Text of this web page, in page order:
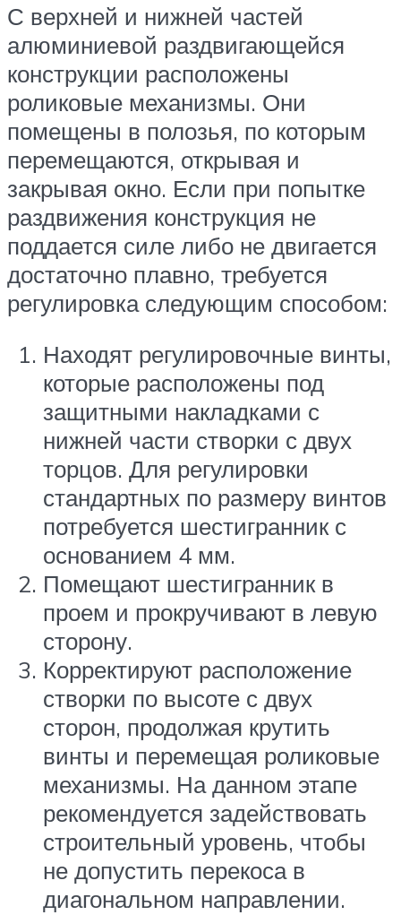
С верхней и нижней частей
алюминиевой раздвигающейся
конструкции расположены
роликовые механизмы. Они
помещены в полозья, по которым
перемещаются, открывая и
закрывая окно. Если при попытке
раздвижения конструкция не
поддается силе либо не двигается
достаточно плавно, требуется
регулировка следующим способом:
Находят регулировочные винты,
которые расположены под
защитными накладками с
нижней части створки с двух
торцов. Для регулировки
стандартных по размеру винтов
потребуется шестигранник с
основанием 4 мм.
Помещают шестигранник в
проем и прокручивают в левую
сторону.
Корректируют расположение
створки по высоте с двух
сторон, продолжая крутить
винты и перемещая роликовые
механизмы. На данном этапе
рекомендуется задействовать
строительный уровень, чтобы
не допустить перекоса в
диагональном направлении.